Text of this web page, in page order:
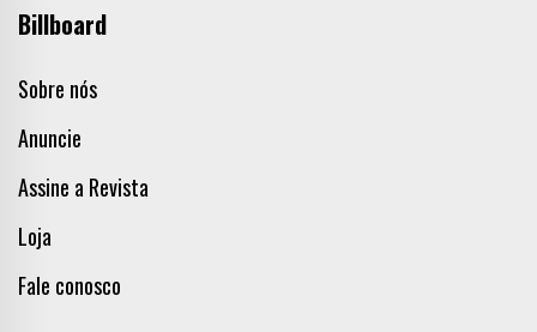
Billboard
Sobre nós
Anuncie
Assine a Revista
Loja
Fale conosco